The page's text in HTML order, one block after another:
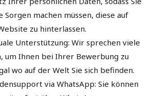
Sorgen machen müssen, diese auf
zu hinterlassen.
Unterstützung: Wir sprechen viele
um Ihnen bei Ihrer Bewerbung zu
wo auf der Welt Sie sich befinden.
via WhatsApp: Sie können